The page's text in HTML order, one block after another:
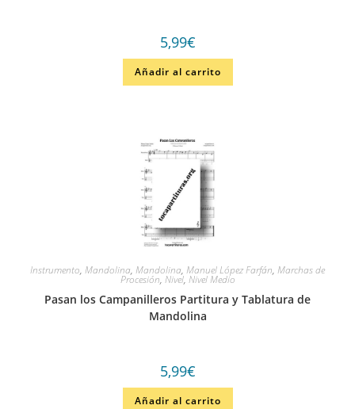
5,99€
Añadir al carrito
Instrumento, Mandolina, Mandolina, Manuel López Farfán, Marchas de
Procesión, Nivel, Nivel Medio
Pasan los Campanilleros Partitura y Tablatura de
Mandolina
5,99€
Añadir al carrito